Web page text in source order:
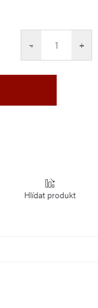
+
−
Hlídat